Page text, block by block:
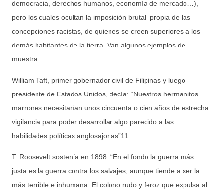
democracia, derechos humanos, economía de mercado…),
pero los cuales ocultan la imposición brutal, propia de las
concepciones racistas, de quienes se creen superiores a los
demás habitantes de la tierra. Van algunos ejemplos de
muestra.
William Taft, primer gobernador civil de Filipinas y luego
presidente de Estados Unidos, decía: “Nuestros hermanitos
marrones necesitarían unos cincuenta o cien años de estrecha
vigilancia para poder desarrollar algo parecido a las
habilidades políticas anglosajonas”11.
T. Roosevelt sostenía en 1898: “En el fondo la guerra más
justa es la guerra contra los salvajes, aunque tiende a ser la
más terrible e inhumana. El colono rudo y feroz que expulsa al